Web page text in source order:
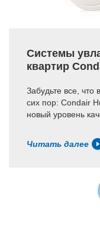
Системы
квартир
Забудьте все, что
сих пор: Condair
новый уровень
Читать далее